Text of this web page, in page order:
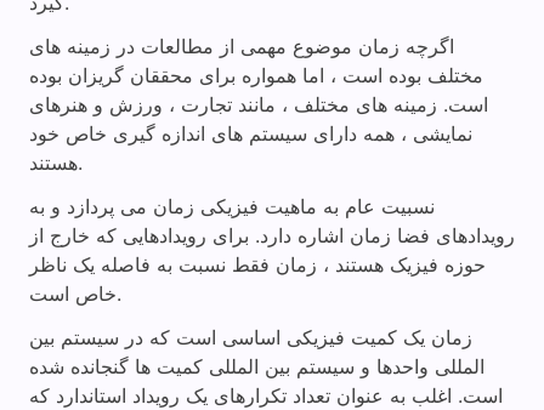
اگرچه زمان موضوع مهمی از مطالعات در زمینه های
مختلف بوده است ، اما همواره برای محققان گریزان بوده
است. زمینه های مختلف ، مانند تجارت ، ورزش و هنرهای
نمایشی ، همه دارای سیستم های اندازه گیری خاص خود
هستند.
نسبیت عام به ماهیت فیزیکی زمان می پردازد و به
رویدادهای فضا زمان اشاره دارد. برای رویدادهایی که خارج از
حوزه فیزیک هستند ، زمان فقط نسبت به فاصله یک ناظر
خاص است.
زمان یک کمیت فیزیکی اساسی است که در سیستم بین
المللی واحدها و سیستم بین المللی کمیت ها گنجانده شده
است. اغلب به عنوان تعداد تکرارهای یک رویداد استاندارد که